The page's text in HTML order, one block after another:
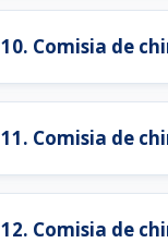
10. Comisia de
11. Comisia de
12. Comisia de